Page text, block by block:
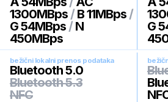
1300MBps / B 11MBps /
G 54MBps / N
450MBps
G
bežični lokalni prenos podataka
Bluetooth 5.0
Bluetooth 5.3
NFC